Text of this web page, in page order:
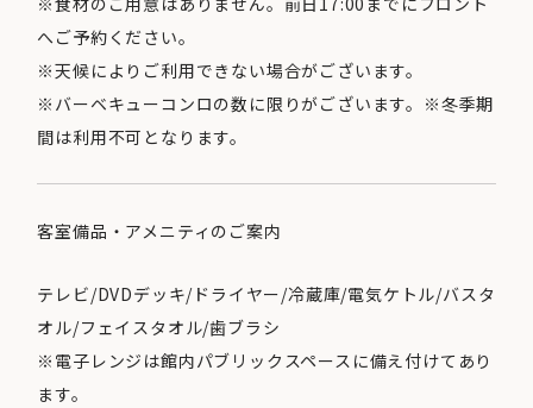
へご予約ください。
※天候によりご利用できない場合がございます。
※バーベキューコンロの数に限りがございます。※冬季期
間は利用不可となります。
客室備品・アメニティのご案内
テレビ/DVDデッキ/ドライヤー/冷蔵庫/電気ケトル/バスタ
オル/フェイスタオル/歯ブラシ
※電子レンジは館内パブリックスペースに備え付けてあり
ます。